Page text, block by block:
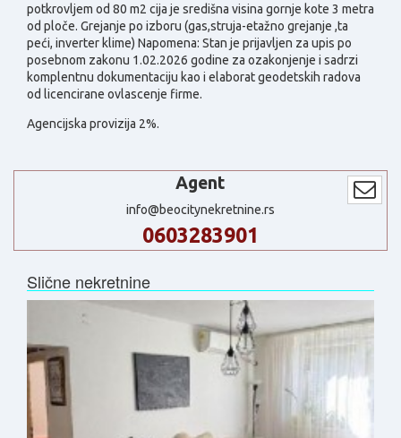
potkrovljem od 80 m2 cija je središna visina gornje kote 3 metra
od ploče. Grejanje po izboru (gas,struja-etažno grejanje ,ta
peći, inverter klime) Napomena: Stan je prijavljen za upis po
posebnom zakonu 1.02.2026 godine za ozakonjenje i sadrzi
komplentnu dokumentaciju kao i elaborat geodetskih radova
od licencirane ovlascenje firme.
Agencijska provizija 2%.
Agent
info@beocitynekretnine.rs
0603283901
Slične nekretnine